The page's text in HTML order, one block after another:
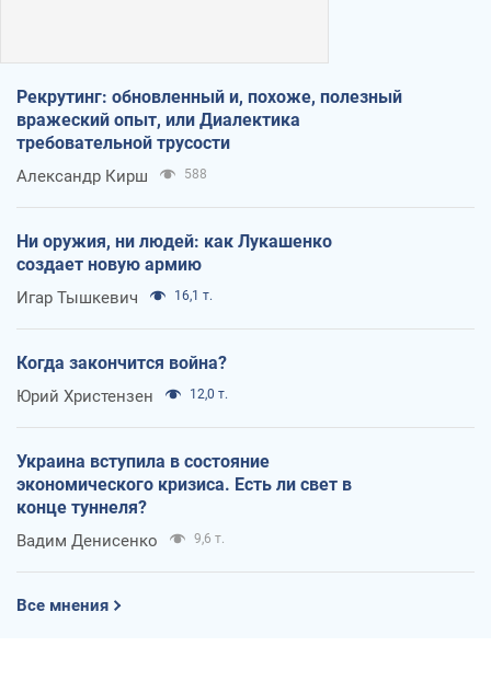
Рекрутинг: обновленный и, похоже, полезный
вражеский опыт, или Диалектика
требовательной трусости
Александр Кирш 588
Ни оружия, ни людей: как Лукашенко
создает новую армию
Игар Тышкевич 16,1 т.
Когда закончится война?
Юрий Христензен 12,0 т.
Украина вступила в состояние
экономического кризиса. Есть ли свет в
конце туннеля?
Вадим Денисенко 9,6 т.
Все мнения